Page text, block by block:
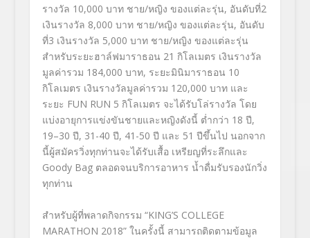
รางวัล 10,000 บาท ชาย/หญิง ของแต่ละรุ่น, อันดับที่2
เงินรางวัล 8,000 บาท ชาย/หญิง ของแต่ละรุ่น, อันดับ
ที่3 เงินรางวัล 5,000 บาท ชาย/หญิง ของแต่ละรุ่น
สำหรับระยะฮาล์ฟมาราธอน 21 กิโลเมตร เงินรางวัล
มูลค่ารวม 184,000 บาท, ระยะมินิมาราธอน 10
กิโลเมตร เงินรางวัลมูลค่ารวม 120,000 บาท และ
ระยะ FUN RUN 5 กิโลเมตร จะได้รับโล่รางวัล โดย
แบ่งอายุการแข่งขันชายและหญิงดังนี้ ต่ำกว่า 18 ปี,
19–30 ปี, 31-40 ปี, 41-50 ปี และ 51 ปีขึ้นไป นอกจาก
นี้ผู้สมัครวิ่งทุกท่านจะได้รับเสื้อ เหรียญที่ระลึกและ
Goody Bag ตลอดจนบริการอาหาร น้ำดื่มรับรองนักวิ่ง
ทุกท่าน
สำหรับผู้ที่พลาดกิจกรรม “KING’S COLLEGE
MARATHON 2018” ในครั้งนี้ สามารถติดตามข้อมูล